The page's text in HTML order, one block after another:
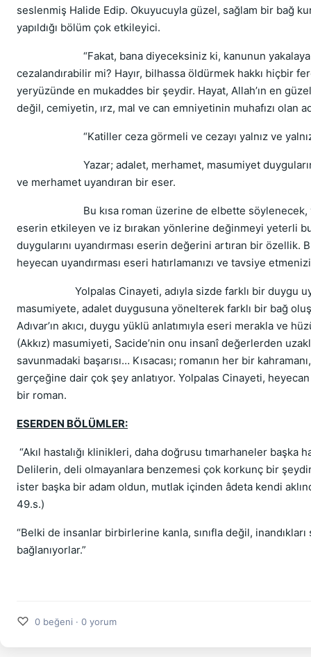
seslenmiş Halide Edip. Okuyucuyla güzel, sağlam bir bağ
yapıldığı bölüm çok etkileyici.
“Fakat, bana diyeceksiniz ki, kanunun
cezalandırabilir mi? Hayır, bilhassa öldürmek hakkı hiçbir
yeryüzünde en mukaddes bir şeydir. Hayat, Allah’ın en
değil, cemiyetin, ırz, mal ve can emniyetinin muhafızı olan
“Katiller ceza görmeli ve cezayı yalnız ve yalnız
Yazar; adalet, merhamet, masumiyet duygularını
ve merhamet uyandıran bir eser.
Bu kısa roman üzerine de elbette söylenecek,
eserin etkileyen ve iz bırakan yönlerine değinmeyi yeterli
duygularını uyandırması eserin değerini artıran bir özellik.
heyecan uyandırması eseri hatırlamanızı ve tavsiye
Yolpalas Cinayeti, adıyla sizde farklı bir duygu
masumiyete, adalet duygusuna yönelterek farklı bir bağ
Adıvar’ın akıcı, duygu yüklü anlatımıyla eseri merakla ve
(Akkız) masumiyeti, Sacide’nin onu insanî değerlerden
savunmadaki başarısı… Kısacası; romanın her bir
gerçeğine dair çok şey anlatıyor. Yolpalas Cinayeti,
bir roman.
ESERDEN BÖLÜMLER:
“Akıl hastalığı klinikleri, daha doğrusu tımarhaneler başka
Delilerin, deli olmayanlara benzemesi çok korkunç bir
ister başka bir adam oldun, mutlak içinden âdeta kendi
49.s.)
“Belki de insanlar birbirlerine kanla, sınıfla değil,
bağlanıyorlar.”
♡ 0 beğeni · 0 yorum